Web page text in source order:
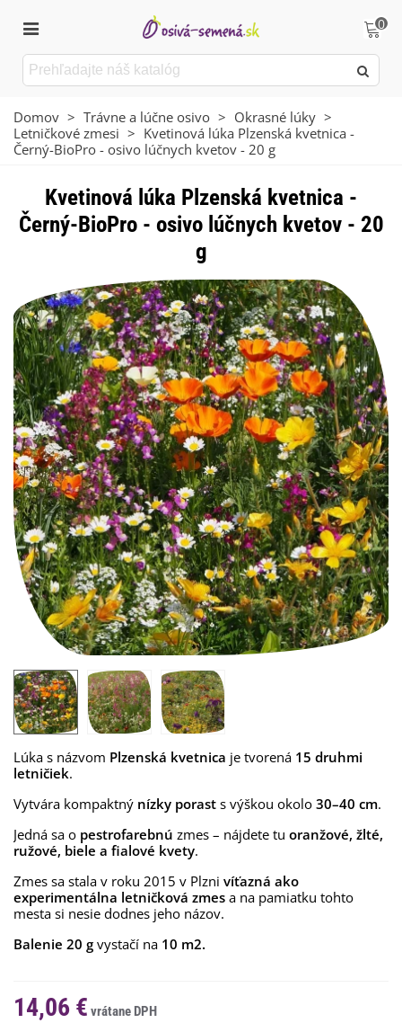
0
Domov > Trávne a lúčne osivo > Okrasné lúky >
Letničkové zmesi > Kvetinová lúka Plzenská kvetnica -
Černý-BioPro - osivo lúčnych kvetov - 20 g
Kvetinová lúka Plzenská kvetnica -
Černý-BioPro - osivo lúčnych kvetov - 20
g
Lúka s názvom Plzenská kvetnica je tvorená 15 druhmi
letničiek.
Vytvára kompaktný nízky porast s výškou okolo 30–40 cm.
Jedná sa o pestrofarebnú zmes – nájdete tu oranžové, žlté,
ružové, biele a fialové kvety.
Zmes sa stala v roku 2015 v Plzni víťazná ako
experimentálna letničková zmes a na pamiatku tohto
mesta si nesie dodnes jeho názov.
Balenie 20 g vystačí na 10 m2.
14,06 €